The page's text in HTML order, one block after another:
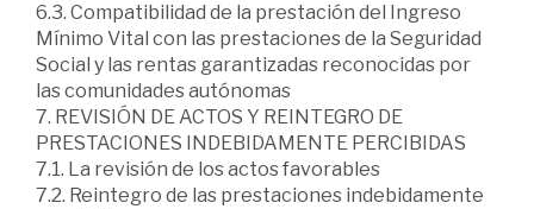
6.3. Compatibilidad de la prestación del Ingreso
Mínimo Vital con las prestaciones de la Seguridad
Social y las rentas garantizadas reconocidas por
las comunidades autónomas
7. REVISIÓN DE ACTOS Y REINTEGRO DE
PRESTACIONES INDEBIDAMENTE PERCIBIDAS
7.1. La revisión de los actos favorables
7.2. Reintegro de las prestaciones indebidamente